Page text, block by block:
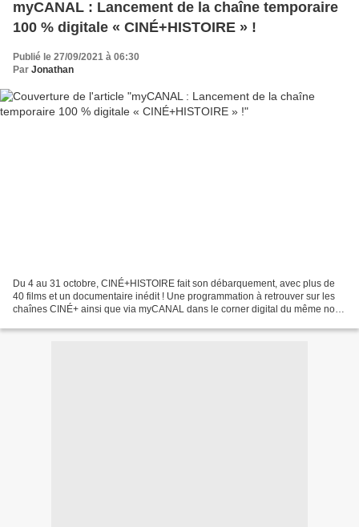
myCANAL : Lancement de la chaîne temporaire
100 % digitale « CINÉ+HISTOIRE » !
Publié le 27/09/2021 à 06:30
Par Jonathan
Du 4 au 31 octobre, CINÉ+HISTOIRE fait son débarquement, avec plus de
40 films et un documentaire inédit ! Une programmation à retrouver sur les
chaînes CINÉ+ ainsi que via myCANAL dans le corner digital du même nom.